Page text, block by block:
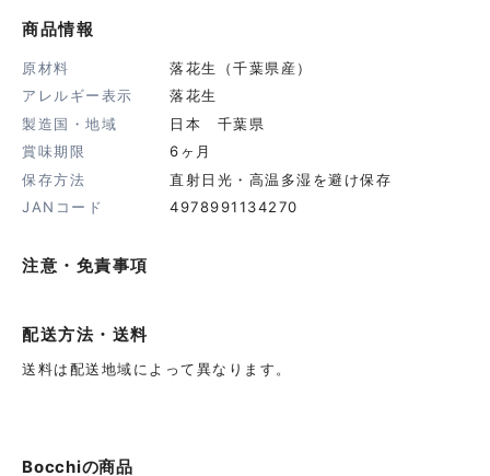
商品情報
原材料
落花生（千葉県産）
アレルギー表示
落花生
製造国・地域
日本 千葉県
賞味期限
6ヶ月
保存方法
直射日光・高温多湿を避け保存
JANコード
4978991134270
注意・免責事項
配送方法・送料
送料は配送地域によって異なります。
Bocchiの商品